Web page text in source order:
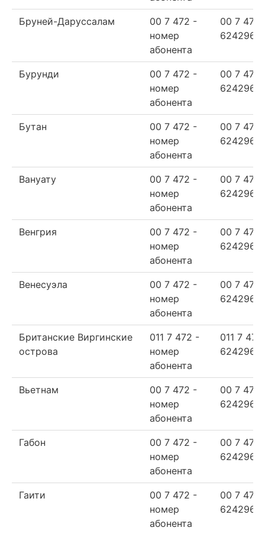
Бруней-Даруссалам
00 7 472 -
номер
абонента
00 7 472
624296
Бурунди
00 7 472 -
номер
абонента
00 7 472
624296
Бутан
00 7 472 -
номер
абонента
00 7 472
624296
Вануату
00 7 472 -
номер
абонента
00 7 472
624296
Венгрия
00 7 472 -
номер
абонента
00 7 472
624296
Венесуэла
00 7 472 -
номер
абонента
00 7 472
624296
Британские Виргинские
острова
011 7 472 -
номер
абонента
011 7 472
624296
Вьетнам
00 7 472 -
номер
абонента
00 7 472
624296
Габон
00 7 472 -
номер
абонента
00 7 472
624296
Гаити
00 7 472 -
номер
абонента
00 7 472
624296